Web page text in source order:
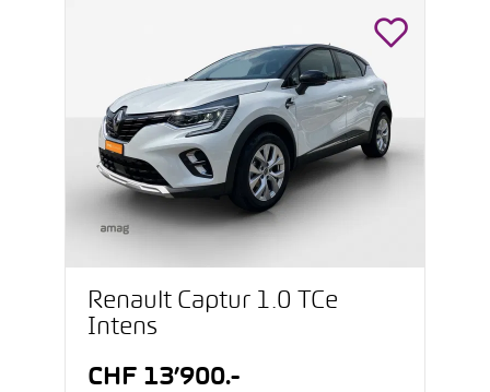
Renault Captur 1.0 TCe
Intens
CHF 13’900.-